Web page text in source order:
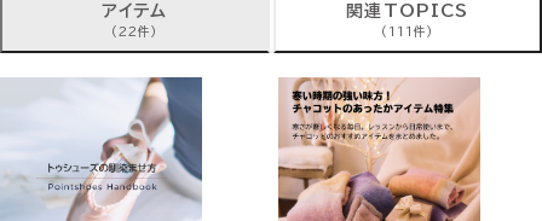
アイテム
(22件)
関連TOPICS
(111件)